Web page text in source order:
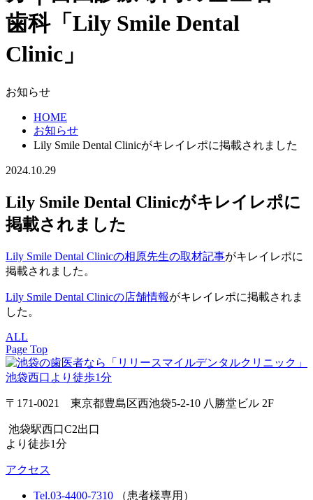
歯科「Lily Smile Dental
Clinic」
お知らせ
HOME
お知らせ
Lily Smile Dental Clinicがキレイレポに掲載されました
2024.10.29
Lily Smile Dental Clinicがキレイレポに
掲載されました
Lily Smile Dental Clinicの相原先生の取材記事がキレイレポに
掲載されました。
Lily Smile Dental Clinicの店舗情報がキレイレポに掲載されま
した。
ALL
Page Top
〒171-0021 東京都豊島区西池袋5-2-10 八勝堂ビル 2F
池袋駅西口C2出口
より徒歩1分
アクセス
Tel.03-4400-7310 （患者様専用）